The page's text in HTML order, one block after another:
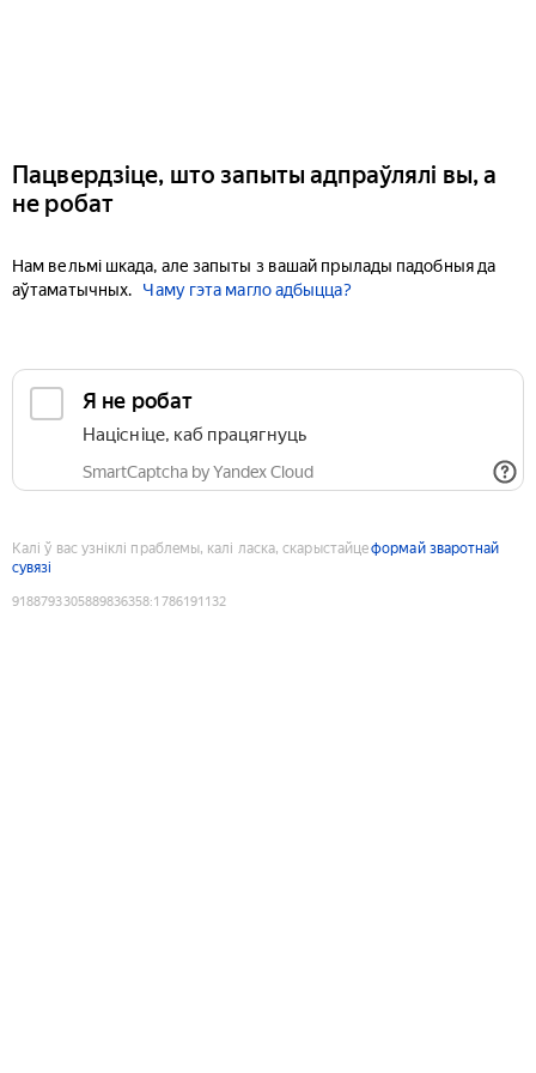
Пацвердзіце, што запыты адпраўлялі вы, а
не робат
Нам вельмі шкада, але запыты з вашай прылады падобныя да
аўтаматычных.
Чаму гэта магло адбыцца?
Я не робат
Націсніце, каб працягнуць
SmartCaptcha by Yandex Cloud
Калі ў вас узніклі праблемы, калі ласка, скарыстайцеформай зваротнай
сувязі
9188793305889836358:1786191132